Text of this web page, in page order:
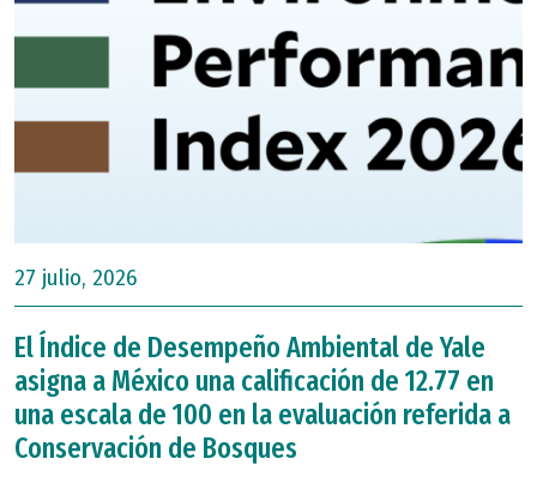
27 julio, 2026
El Índice de Desempeño Ambiental de Yale
asigna a México una calificación de 12.77 en
una escala de 100 en la evaluación referida a
Conservación de Bosques